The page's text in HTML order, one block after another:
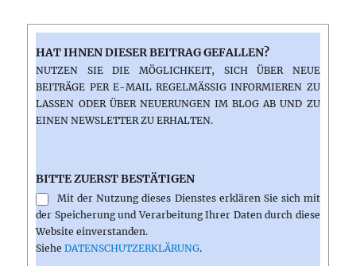
HAT IHNEN DIESER BEITRAG GEFALLEN?
NUTZEN SIE DIE MÖGLICHKEIT, SICH ÜBER NEUE
BEITRÄGE PER E-MAIL REGELMÄSSIG INFORMIEREN ZU L
ASSEN ODER ÜBER NEUERUNGEN IM BLOG AB UND ZU E
INEN NEWSLETTER ZU ERHALTEN.
BITTE ZUERST BESTÄTIGEN
Mit der Nutzung dieses Dienstes erklären Sie sich mit
der Speicherung und Verarbeitung Ihrer Daten durch diese
Website einverstanden.
SieheDATENSCHUTZERKLÄRUNG.